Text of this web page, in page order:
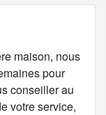
maison, nous
pour
conseiller au
votre service,